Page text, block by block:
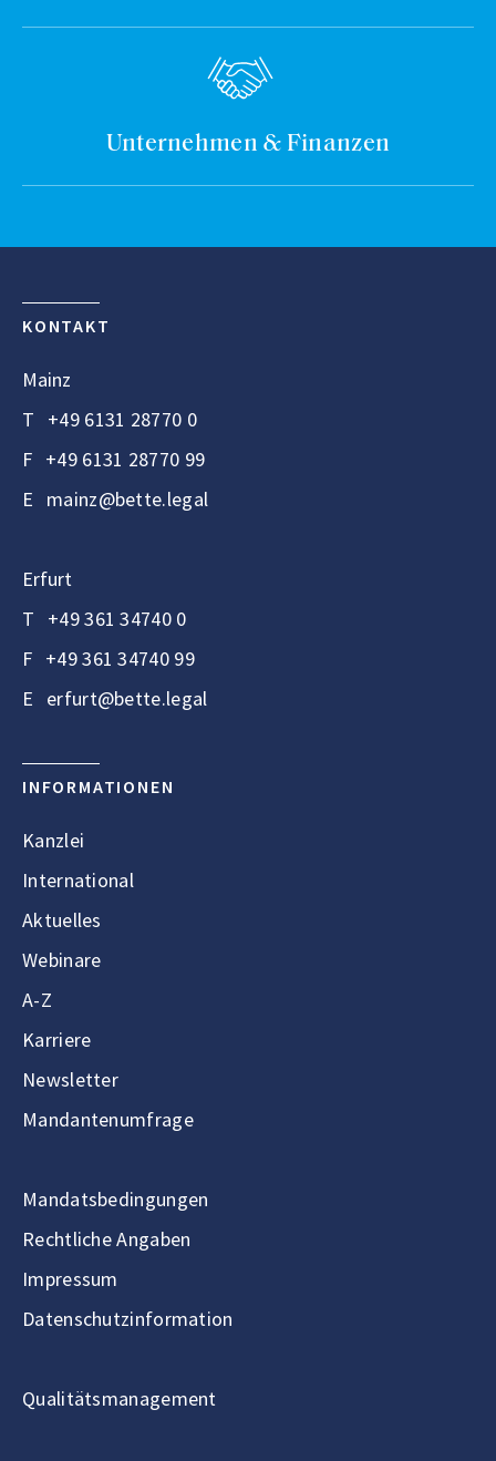
Unternehmen & Finanzen
KONTAKT
Mainz
T +49 6131 28770 0
F +49 6131 28770 99
E mainz@bette.legal
Erfurt
T +49 361 34740 0
F +49 361 34740 99
E erfurt@bette.legal
INFORMATIONEN
Kanzlei
International
Aktuelles
Webinare
A-Z
Karriere
Newsletter
Mandantenumfrage
Mandatsbedingungen
Rechtliche Angaben
Impressum
Datenschutzinformation
Qualitätsmanagement